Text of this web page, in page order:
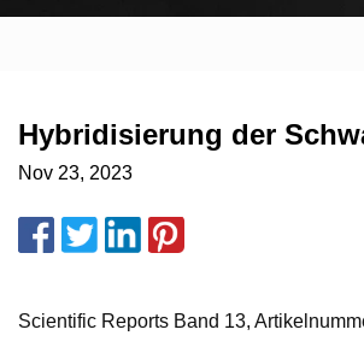
Hybridisierung der
Nov 23, 2023
Scientific Reports Band 13,